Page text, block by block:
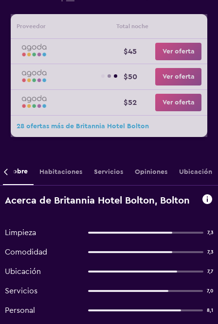
Proveedor Total noche
$45 Ver oferta
$50 Ver oferta
$52 Ver oferta
28 ofertas más de Britannia Hotel Bolton
Sobre Habitaciones Servicios Opiniones Ubicación
Acerca de Britannia Hotel Bolton, Bolton
Limpieza 7,3
Comodidad 7,3
Ubicación 7,7
Servicios 7,0
Personal 8,1